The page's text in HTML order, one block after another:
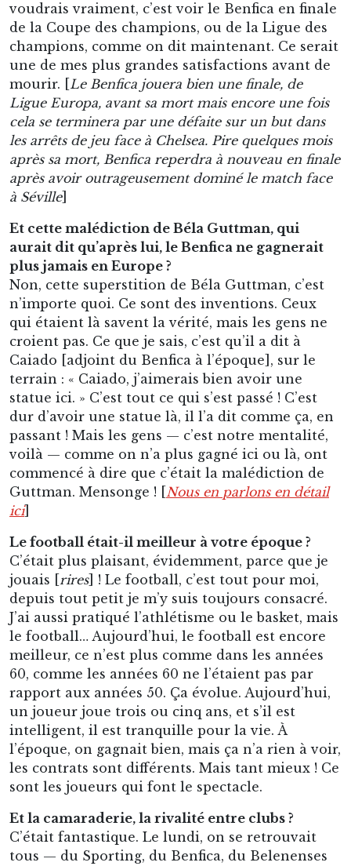
voudrais vraiment, c’est voir le Benfica en finale
de la Coupe des champions, ou de la Ligue des
champions, comme on dit maintenant. Ce serait
une de mes plus grandes satisfactions avant de
mourir. [ Le Benfica jouera bien une finale, de
Ligue Europa, avant sa mort mais encore une fois
cela se terminera par une défaite sur un but dans
les arrêts de jeu face à Chelsea. Pire quelques mois
après sa mort, Benfica reperdra à nouveau en finale
après avoir outrageusement dominé le match face
à Séville]
Et cette malédiction de Béla Guttman, qui
aurait dit qu’après lui, le Benfica ne gagnerait
plus jamais en Europe ?
Non, cette superstition de Béla Guttman, c’est
n’importe quoi. Ce sont des inventions. Ceux
qui étaient là savent la vérité, mais les gens ne
croient pas. Ce que je sais, c’est qu’il a dit à
Caiado [adjoint du Benfica à l’époque], sur le
terrain : « Caiado, j’aimerais bien avoir une
statue ici. » C’est tout ce qui s’est passé ! C’est
dur d’avoir une statue là, il l’a dit comme ça, en
passant ! Mais les gens — c’est notre mentalité,
voilà — comme on n’a plus gagné ici ou là, ont
commencé à dire que c’était la malédiction de
Guttman. Mensonge ! [ Nous en parlons en détail
ici]
Le football était-il meilleur à votre époque ?
C’était plus plaisant, évidemment, parce que je
jouais [ rires] ! Le football, c’est tout pour moi,
depuis tout petit je m’y suis toujours consacré.
J’ai aussi pratiqué l’athlétisme ou le basket, mais
le football… Aujourd’hui, le football est encore
meilleur, ce n’est plus comme dans les années
60, comme les années 60 ne l’étaient pas par
rapport aux années 50. Ça évolue. Aujourd’hui,
un joueur joue trois ou cinq ans, et s’il est
intelligent, il est tranquille pour la vie. À
l’époque, on gagnait bien, mais ça n’a rien à voir,
les contrats sont différents. Mais tant mieux ! Ce
sont les joueurs qui font le spectacle.
Et la camaraderie, la rivalité entre clubs ?
C’était fantastique. Le lundi, on se retrouvait
tous — du Sporting, du Benfica, du Belenenses